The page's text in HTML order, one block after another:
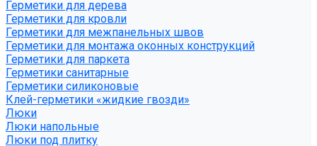
Герметики для дерева
Герметики для кровли
Герметики для межпанельных швов
Герметики для монтажа оконных конструкций
Герметики для паркета
Герметики санитарные
Герметики силиконовые
Клей-герметики «жидкие гвозди»
Люки
Люки напольные
Люки под плитку